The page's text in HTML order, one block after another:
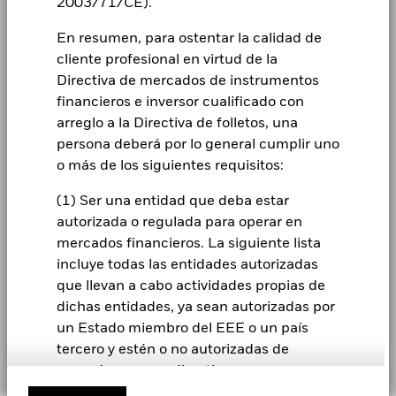
2003/71/CE).
En resumen, para ostentar la calidad de
cliente profesional en virtud de la
Directiva de mercados de instrumentos
financieros e inversor cualificado con
arreglo a la Directiva de folletos, una
persona deberá por lo general cumplir uno
o más de los siguientes requisitos:
(1) Ser una entidad que deba estar
autorizada o regulada para operar en
mercados financieros. La siguiente lista
incluye todas las entidades autorizadas
que llevan a cabo actividades propias de
dichas entidades, ya sean autorizadas por
un Estado miembro del EEE o un país
tercero y estén o no autorizadas de
Ciclo de liquidación
Frecuencia de compra
Mínimo No se garantiza una rentabilidad mínima.
Tensión
Rendimiento medio cada año
Desfavorable
Lo que puede recibir una vez deducidos los
Rendimiento medio cada año
Moderado
Lo que puede recibir una vez deducidos los
Rendimiento medio cada año
Favorable
Lo que puede recibir una vez deducidos los
Rendimiento medio cada año
El escenario de tensión muestra lo que usted podría recibir en
circunstancias extremas de los mercados.
MSCI - Armas Controvertidas
MSCI - Armas Nucleares
MSCI - Armas de Fuego de
Uso Civil
MSCI - Tabaco
cumplen lo establecido en el
Pacto Mundial de las
MSCI - Carbón Térmico
MSCI - Arenas Bituminosas
(BlackRock Multi Alternatives Growth Fund
Schedule) – English
Advertencia sobre fraudes
Contacta con nosotros
Formulario de solicitud EMT
Términos y condiciones
Aviso de privacidad
Continuidad del negocio
Aviso de cookies
Manage cookies